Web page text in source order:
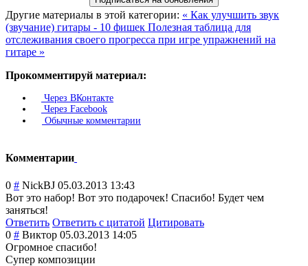
Другие материалы в этой категории: « Как улучшить звук
(звучание) гитары - 10 фишек Полезная таблица для
отслеживания своего прогресса при игре упражнений на
гитаре »
Прокомментируй материал:
Через ВКонтакте
Через Facebook
Обычные комментарии
Комментарии
0 # NickBJ 05.03.2013 13:43
Вот это набор! Вот это подарочек! Спасибо! Будет чем
заняться!
Ответить Ответить с цитатой Цитировать
0 # Виктор 05.03.2013 14:05
Огромное спасибо!
Супер композиции